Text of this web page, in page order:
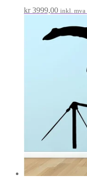
kr3999,00 inkl. mva